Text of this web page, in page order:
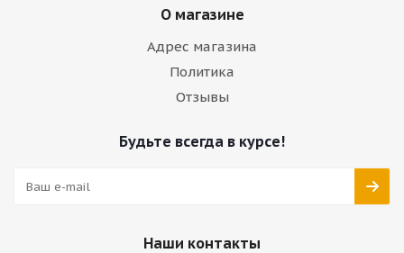
О магазине
Адрес магазина
Политика
Отзывы
Будьте всегда в курсе!
Наши контакты